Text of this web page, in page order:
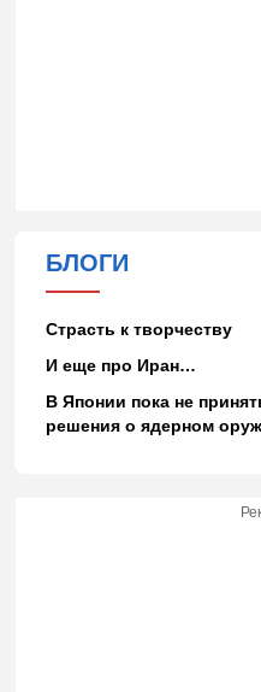
БЛОГИ
Страсть к творчеству
И еще про Иран…
В Японии пока не
решения о ядерном